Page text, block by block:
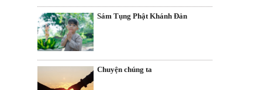
Sám Tụng Phật Khánh Đản
Chuyện chúng ta